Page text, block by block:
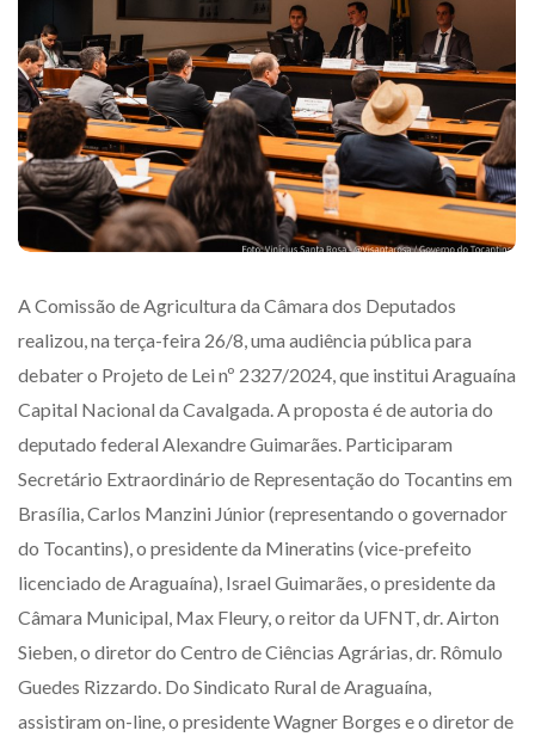
A Comissão de Agricultura da Câmara dos Deputados
realizou, na terça-feira 26/8, uma audiência pública para
debater o Projeto de Lei nº 2327/2024, que institui Araguaína
Capital Nacional da Cavalgada. A proposta é de autoria do
deputado federal Alexandre Guimarães. Participaram
Secretário Extraordinário de Representação do Tocantins em
Brasília, Carlos Manzini Júnior (representando o governador
do Tocantins), o presidente da Mineratins (vice-prefeito
licenciado de Araguaína), Israel Guimarães, o presidente da
Câmara Municipal, Max Fleury, o reitor da UFNT, dr. Airton
Sieben, o diretor do Centro de Ciências Agrárias, dr. Rômulo
Guedes Rizzardo. Do Sindicato Rural de Araguaína,
assistiram on-line, o presidente Wagner Borges e o diretor de